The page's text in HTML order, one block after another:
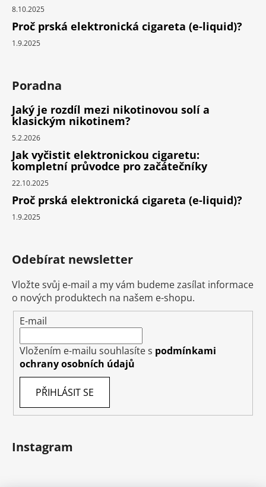
8.10.2025
Proč prská elektronická cigareta (e-liquid)?
1.9.2025
Poradna
Jaký je rozdíl mezi nikotinovou solí a
klasickým nikotinem?
5.2.2026
Jak vyčistit elektronickou cigaretu:
kompletní průvodce pro začátečníky
22.10.2025
Proč prská elektronická cigareta (e-liquid)?
1.9.2025
Odebírat newsletter
Vložte svůj e-mail a my vám budeme zasílat informace
o nových produktech na našem e-shopu.
E-mail
Vložením e-mailu souhlasíte s podmínkami
ochrany osobních údajů
PŘIHLÁSIT SE
Instagram